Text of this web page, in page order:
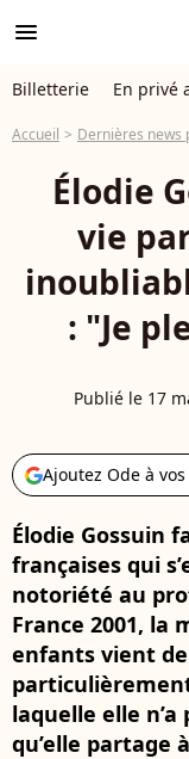
menu
Billetterie En privé
Accueil Dernières news
Élodie
vie
: "Je
Publié le 17
Ajoutez Ode à
Élodie Gossuin
françaises qui
notoriété au
France 2001, la
enfants vient
laquelle elle
qu’elle partage